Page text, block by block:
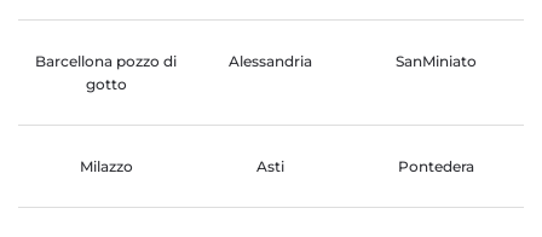
Barcellona pozzo di
gotto
Alessandria SanMiniato
Milazzo Asti Pontedera